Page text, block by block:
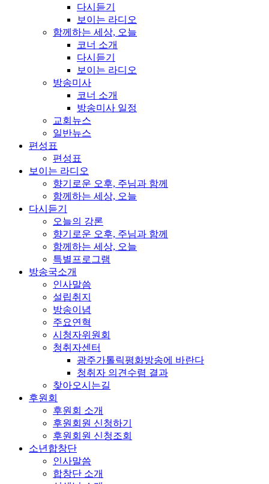
다시듣기
보이는 라디오
함께하는 세상, 오늘
코너 소개
다시듣기
보이는 라디오
방송미사
코너 소개
방송미사 일정
교회뉴스
일반뉴스
편성표
편성표
보이는 라디오
향기로운 오후, 주님과 함께
함께하는 세상, 오늘
다시듣기
오늘의 강론
향기로운 오후, 주님과 함께
함께하는 세상, 오늘
특별프로그램
방송국소개
인사말씀
설립취지
방송이념
주요연혁
시청자위원회
청취자센터
광주가톨릭평화방송에 바란다
청취자 의견수렴 결과
찾아오시는길
후원회
후원회 소개
후원회원 신청하기
후원회원 신청조회
소년합창단
인사말씀
합창단 소개